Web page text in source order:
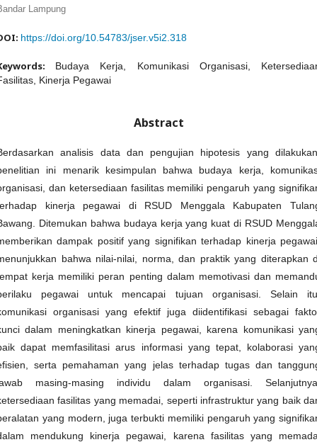
Lampung
https://doi.org/10.54783/jser.v5i2.318
Budaya Kerja, Komunikasi Organisasi,
Kinerja Pegawai
Abstract
analisis data dan pengujian hipotesis yang
ini menarik kesimpulan bahwa budaya kerja,
dan ketersediaan fasilitas memiliki pengaruh yang
kinerja pegawai di RSUD Menggala Kabupaten
Ditemukan bahwa budaya kerja yang kuat di RSUD
dampak positif yang signifikan terhadap kinerja
bahwa nilai-nilai, norma, dan praktik yang diterapkan
kerja memiliki peran penting dalam memotivasi dan
pegawai untuk mencapai tujuan organisasi. Selain
organisasi yang efektif juga diidentifikasi sebagai
dalam meningkatkan kinerja pegawai, karena komunikasi
dapat memfasilitasi arus informasi yang tepat, kolaborasi
serta pemahaman yang jelas terhadap tugas dan
masing-masing individu dalam organisasi.
fasilitas yang memadai, seperti infrastruktur yang baik
yang modern, juga terbukti memiliki pengaruh yang
mendukung kinerja pegawai, karena fasilitas yang